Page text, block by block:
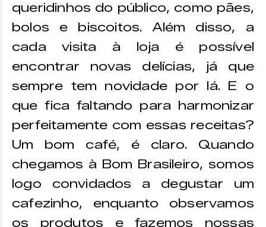
queridinhos do público, como pães,
bolos e biscoitos. Além disso, a
cada visita à loja é possível
encontrar novas delícias, já que
sempre tem novidade por lá. E o
que fica faltando para harmonizar
perfeitamente com essas receitas?
Um bom café, é claro. Quando
chegamos à Bom Brasileiro, somos
logo convidados a degustar um
cafezinho, enquanto observamos
os produtos e fazemos nossas